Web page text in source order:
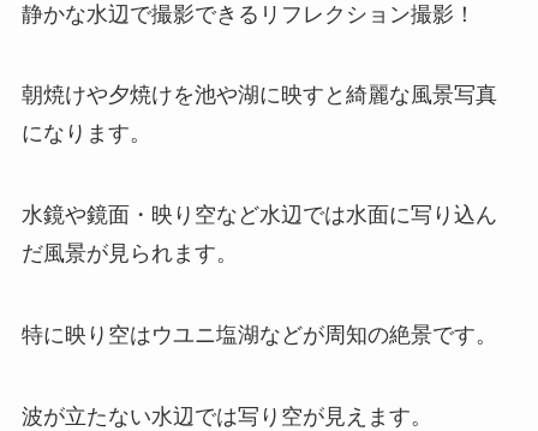
静かな水辺で撮影できるリフレクション撮影！
朝焼けや夕焼けを池や湖に映すと綺麗な風景写真
になります。
水鏡や鏡面・映り空など水辺では水面に写り込ん
だ風景が見られます。
特に映り空はウユニ塩湖などが周知の絶景です。
波が立たない水辺では写り空が見えます。